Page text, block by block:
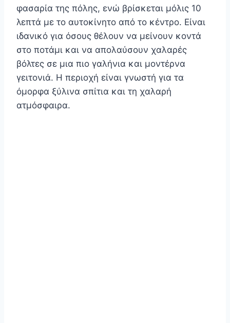
φασαρία της πόλης, ενώ βρίσκεται μόλις 10
λεπτά με το αυτοκίνητο από το κέντρο. Είναι
ιδανικό για όσους θέλουν να μείνουν κοντά
στο ποτάμι και να απολαύσουν χαλαρές
βόλτες σε μια πιο γαλήνια και μοντέρνα
γειτονιά. Η περιοχή είναι γνωστή για τα
όμορφα ξύλινα σπίτια και τη χαλαρή
ατμόσφαιρα.